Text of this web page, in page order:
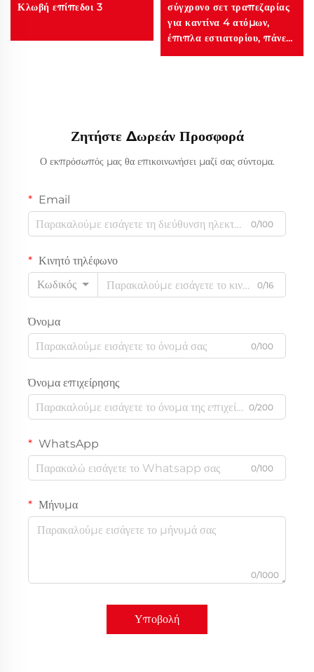
Κλωβή επίπεδοι 3
σύγχρονο σετ τραπεζαρίας
για καντίνα 4 ατόμων,
έπιπλα εστιατορίου, πάνελ
για σαλόνι, ξενοδοχείο,
Ζητήστε Δωρεάν Προσφορά
Ο εκπρόσωπός μας θα επικοινωνήσει μαζί σας σύντομα.
Email
0/100
Κινητό τηλέφωνο
Κωδικός
0/16
Όνομα
0/100
Όνομα επιχείρησης
0/200
WhatsApp
0/100
Μήνυμα
0/1000
Υποβολή